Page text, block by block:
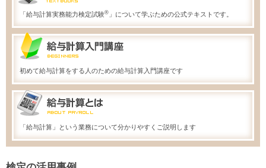
「給与計算実務能力検定試験® 」について学ぶための公式テキストです。
初めて給与計算をする人のための給与計算入門講座です
「給与計算」という業務について分かりやすくご説明します